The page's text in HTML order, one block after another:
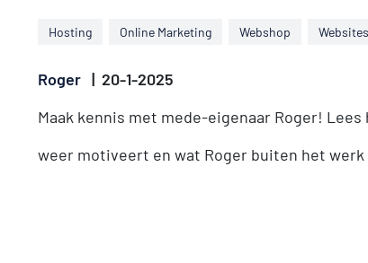
Hosting Online Marketing Webshop Websites
Roger | 20-1-2025
Maak kennis met mede-eigenaar Roger!
weer motiveert en wat Roger buiten het werk